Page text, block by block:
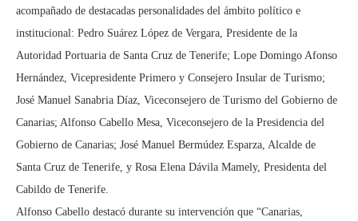
acompañado de destacadas personalidades del ámbito político e
institucional: Pedro Suárez López de Vergara, Presidente de la
Autoridad Portuaria de Santa Cruz de Tenerife; Lope Domingo Afonso
Hernández, Vicepresidente Primero y Consejero Insular de Turismo;
José Manuel Sanabria Díaz, Viceconsejero de Turismo del Gobierno de
Canarias; Alfonso Cabello Mesa, Viceconsejero de la Presidencia del
Gobierno de Canarias; José Manuel Bermúdez Esparza, Alcalde de
Santa Cruz de Tenerife, y Rosa Elena Dávila Mamely, Presidenta del
Cabildo de Tenerife.
Alfonso Cabello destacó durante su intervención que “Canarias,